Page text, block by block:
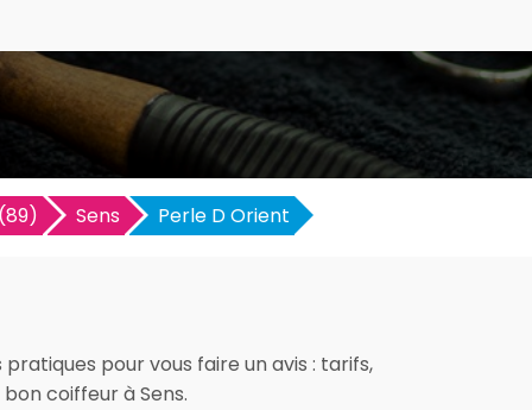
Sens Perle D Orient
pour vous faire un avis : tarifs,
coiffeur à Sens.